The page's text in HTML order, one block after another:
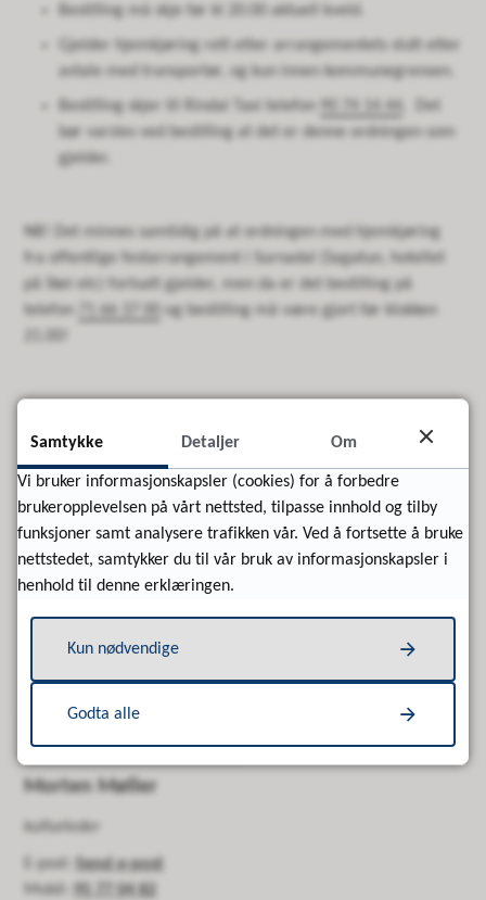
Bestilling må skje før kl 20.00 aktuell kveld.
Gjelder hjemkjøring rett etter arrangementets slutt etter
avtale med transportør, og kun innen kommunegrensen.
Bestilling skjer til Rindal Taxi telefon
. Det
bør varsles ved bestilling at det er denne ordningen som
gjelder.
NB! Det minnes samtidig på at ordningen med hjemkjøring
fra offentlige festarrangement i Surnadal (Sagatun, hotellet
på Skei etc) fortsatt gjelder, men da er det bestilling på
telefon
og bestilling må være gjort før klokken
Sist endret 23.12.2025 12:13
Kontaktinformasjon
Morten Møller
kulturleder
E-post
Send e-post
95 77 04 82
Samtykke Detaljer Om
Vi bruker informasjonskapsler (cookies) for å forbedre
brukeropplevelsen på vårt nettsted, tilpasse innhold og tilby
funksjoner samt analysere trafikken vår. Ved å fortsette å bruke
nettstedet, samtykker du til vår bruk av informasjonskapsler i
henhold til denne erklæringen.
Kun nødvendige
Godta alle